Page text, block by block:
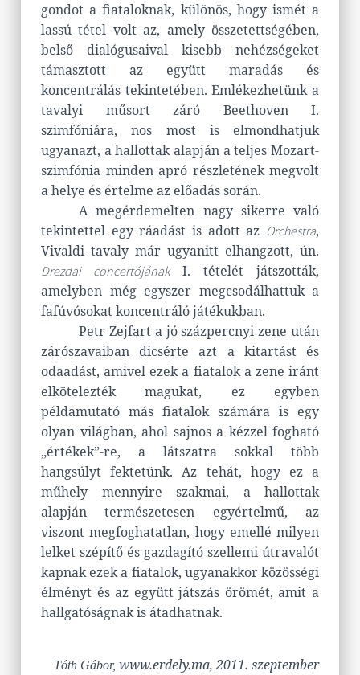
gondot a fiataloknak, különös, hogy ismét a
lassú tétel volt az, amely összetettségében,
belső dialógusaival kisebb nehézségeket
támasztott az együtt maradás és
koncentrálás tekintetében. Emlékezhetünk a
tavalyi műsort záró Beethoven I.
szimfóniára, nos most is elmondhatjuk
ugyanazt, a hallottak alapján a teljes Mozart-
szimfónia minden apró részletének megvolt
a helye és értelme az előadás során.
A megérdemelten nagy sikerre való
tekintettel egy ráadást is adott az Orchestra,
Vivaldi tavaly már ugyanitt elhangzott, ún.
Drezdai concertójánakI. tételét játszották,
amelyben még egyszer megcsodálhattuk a
fafúvósokat koncentráló játékukban.
Petr Zejfart a jó százpercnyi zene után
zárószavaiban dicsérte azt a kitartást és
odaadást, amivel ezek a fiatalok a zene iránt
elkötelezték magukat, ez egyben
példamutató más fiatalok számára is egy
olyan világban, ahol sajnos a kézzel fogható
„értékek”-re, a látszatra sokkal több
hangsúlyt fektetünk. Az tehát, hogy ez a
műhely mennyire szakmai, a hallottak
alapján természetesen egyértelmű, az
viszont megfoghatatlan, hogy emellé milyen
lelket szépítő és gazdagító szellemi útravalót
kapnak ezek a fiatalok, ugyanakkor közösségi
élményt és az együtt játszás örömét, amit a
hallgatóságnak is átadhatnak.
Tóth Gábor, www.erdely.ma, 2011. szeptember